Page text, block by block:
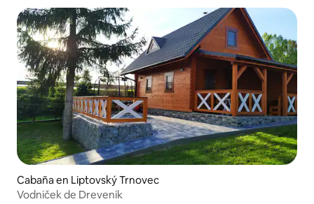
Cabaña en Liptovský Trnovec
Vodniček de Drevenik